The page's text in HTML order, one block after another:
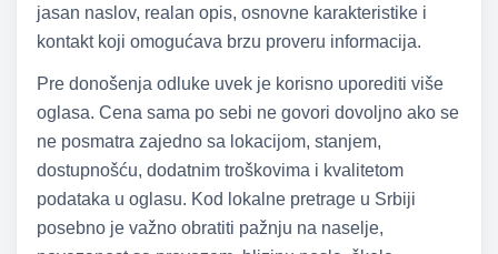
jasan naslov, realan opis, osnovne karakteristike i
kontakt koji omogućava brzu proveru informacija.
Pre donošenja odluke uvek je korisno uporediti više
oglasa. Cena sama po sebi ne govori dovoljno ako se
ne posmatra zajedno sa lokacijom, stanjem,
dostupnošću, dodatnim troškovima i kvalitetom
podataka u oglasu. Kod lokalne pretrage u Srbiji
posebno je važno obratiti pažnju na naselje,